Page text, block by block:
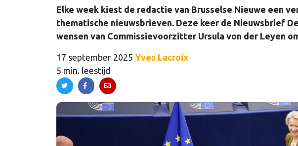
Elke week kiest de redactie van Brusselse Nieuwe een
thematische nieuwsbrieven. Deze keer de Nieuwsbrief
wensen van Commissievoorzitter Ursula von der Leyen
17 september 2025 Yves Lacroix
5 min. leestijd